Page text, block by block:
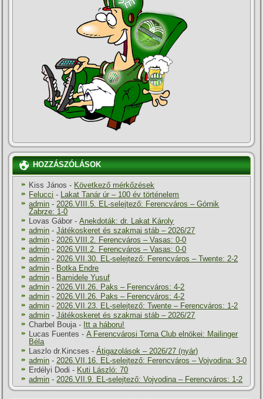
HOZZÁSZÓLÁSOK
Kiss János - Következő mérkőzések
Felucci - Lakat Tanár úr – 100 év történelem
admin -2026.VIII.5. EL-selejtező: Ferencváros – Górnik
Zabrze: 1-0
Lovas Gábor -Anekdoták: dr. Lakat Károly
admin -Játékoskeret és szakmai stáb – 2026/27
admin -2026.VIII.2. Ferencváros – Vasas: 0-0
admin -2026.VIII.2. Ferencváros – Vasas: 0-0
admin -2026.VII.30. EL-selejtező: Ferencváros – Twente: 2-2
admin - Botka Endre
admin - Bamidele Yusuf
admin -2026.VII.26. Paks – Ferencváros: 4-2
admin -2026.VII.26. Paks – Ferencváros: 4-2
admin -2026.VII.23. EL-selejtező: Twente – Ferencváros: 1-2
admin -Játékoskeret és szakmai stáb – 2026/27
Charbel Bouja- Itt a háboru!
Lucas Fuentes -A Ferencvárosi Torna Club elnökei: Mailinger
Béla
Laszlo dr.Kincses -Átigazolások – 2026/27 (nyár)
admin -2026.VII.16. EL-selejtező: Ferencváros – Vojvodina: 3-0
Erdélyi Dodi - Kuti László: 70
admin -2026.VII.9. EL-selejtező: Vojvodina – Ferencváros: 1-2